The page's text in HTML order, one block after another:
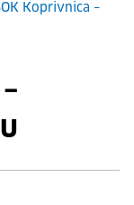
Koprivnica –